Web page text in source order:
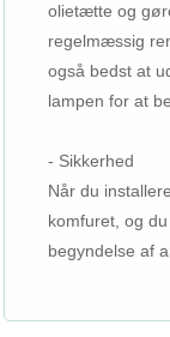
olietætte og
regelmæssig
også bedst at
lampen for at
- Sikkerhed
Når du
komfuret, og
begyndelse af